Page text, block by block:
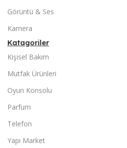
Görüntü & Ses
Kamera
Katagoriler
Kişisel Bakım
Mutfak Ürünleri
Oyun Konsolu
Parfum
Telefon
Yapı Market